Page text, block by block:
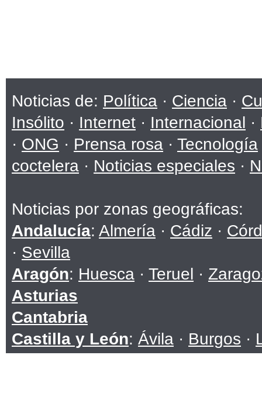
Noticias de: Política · Ciencia ·
Insólito · Internet · Internacional ·
· ONG · Prensa rosa · Tecnología
coctelera · Noticias especiales ·
Noticias por zonas geográficas:
Andalucía: Almería · Cádiz ·
· Sevilla
Aragón: Huesca · Teruel ·
Asturias
Cantabria
Castilla y León: Ávila · Burgos ·